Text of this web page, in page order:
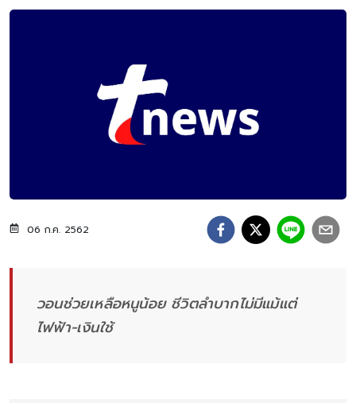
06 ก.ค. 2562
วอนช่วยเหลือหนูน้อย ชีวิตลำบากไม่มีแม้แต่
ไฟฟ้า-เงินใช้